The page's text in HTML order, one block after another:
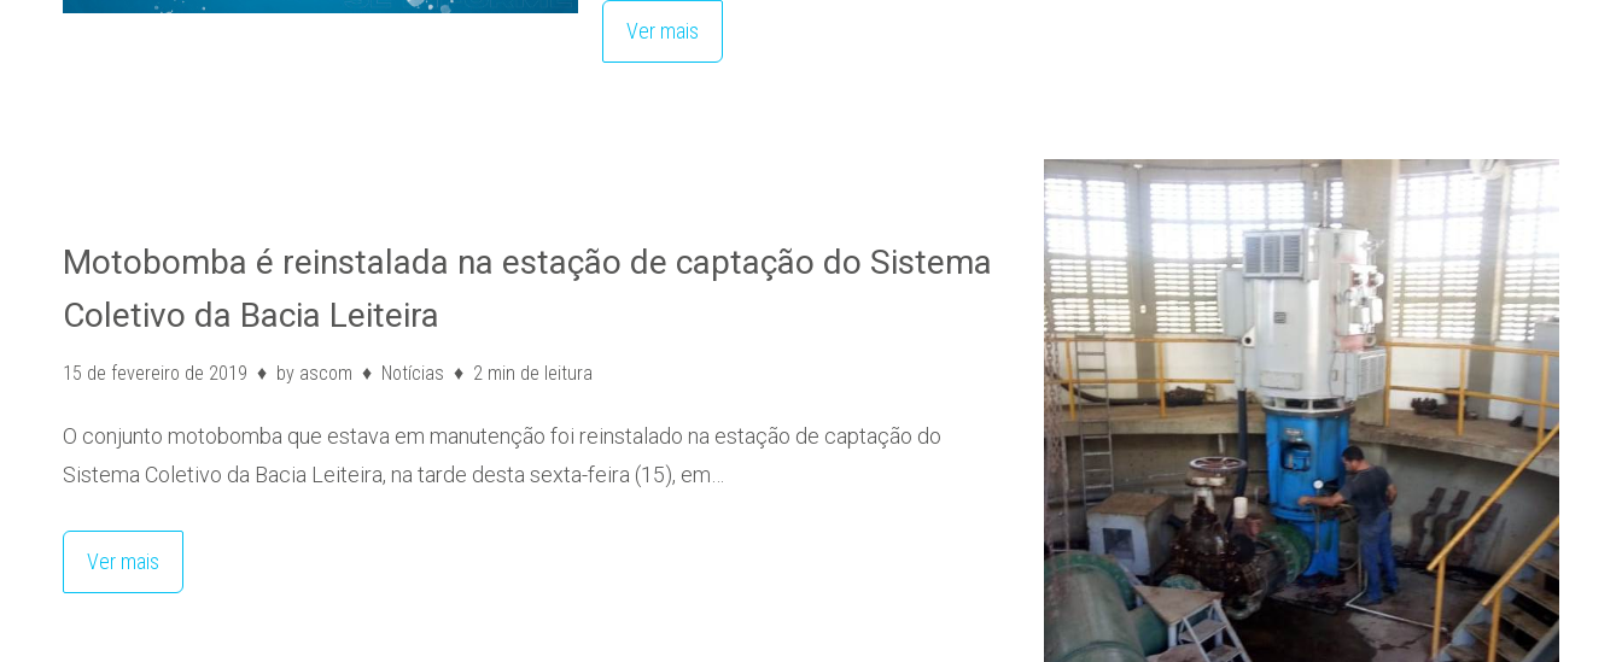
Ver mais
Motobomba é reinstalada na estação de captação do Sistema
Coletivo da Bacia Leiteira
15 de fevereiro de 2019 by ascom Notícias 2 min de leitura
O conjunto motobomba que estava em manutenção foi reinstalado na estação de captação do
Sistema Coletivo da Bacia Leiteira, na tarde desta sexta-feira (15), em…
Ver mais